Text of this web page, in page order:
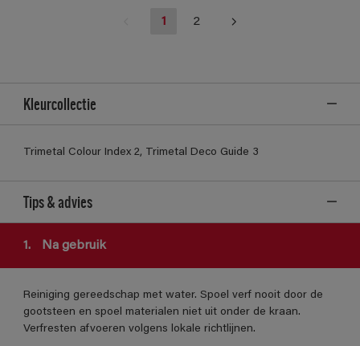
1 2
Kleurcollectie
Trimetal Colour Index 2, Trimetal Deco Guide 3
Tips & advies
1. Na gebruik
Reiniging gereedschap met water. Spoel verf nooit door de
gootsteen en spoel materialen niet uit onder de kraan.
Verfresten afvoeren volgens lokale richtlijnen.